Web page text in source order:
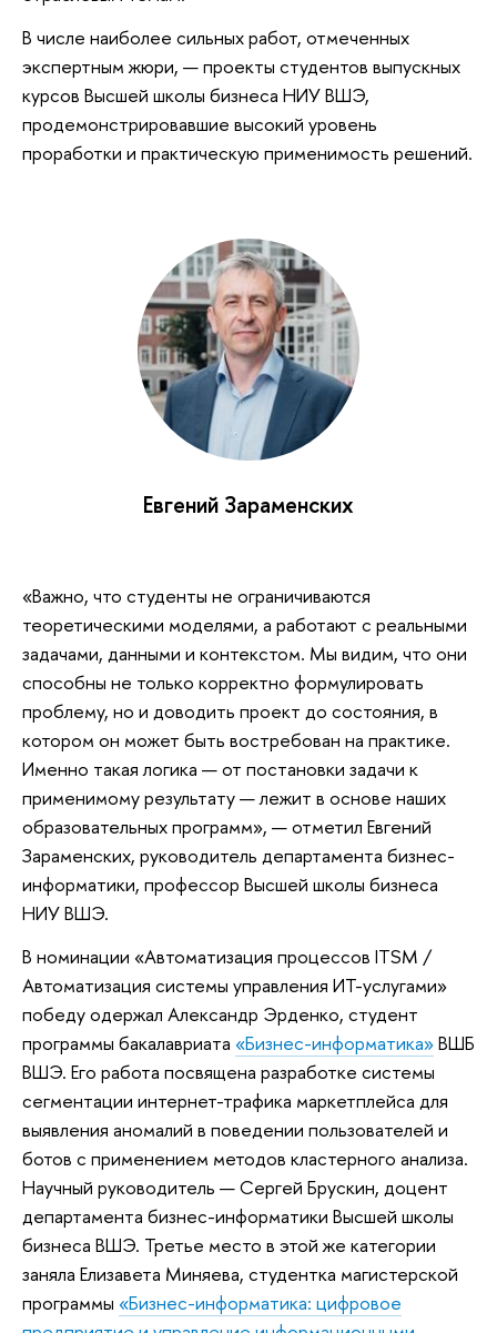
В числе наиболее сильных работ, отмеченных
экспертным жюри, — проекты студентов выпускных
курсов Высшей школы бизнеса НИУ ВШЭ,
продемонстрировавшие высокий уровень
проработки и практическую применимость решений.
Евгений Зараменских
«Важно, что студенты не ограничиваются
теоретическими моделями, а работают с реальными
задачами, данными и контекстом. Мы видим, что они
способны не только корректно формулировать
проблему, но и доводить проект до состояния, в
котором он может быть востребован на практике.
Именно такая логика — от постановки задачи к
применимому результату — лежит в основе наших
образовательных программ», — отметил Евгений
Зараменских, руководитель департамента бизнес-
информатики, профессор Высшей школы бизнеса
НИУ ВШЭ.
В номинации «Автоматизация процессов ITSM /
Автоматизация системы управления ИТ-услугами»
победу одержал Александр Эрденко, студент
программы бакалавриата «Бизнес-информатика»ВШБ
ВШЭ. Его работа посвящена разработке системы
сегментации интернет-трафика маркетплейса для
выявления аномалий в поведении пользователей и
ботов с применением методов кластерного анализа.
Научный руководитель — Сергей Брускин, доцент
департамента бизнес-информатики Высшей школы
бизнеса ВШЭ. Третье место в этой же категории
заняла Елизавета Миняева, студентка магистерской
программы «Бизнес-информатика: цифровое